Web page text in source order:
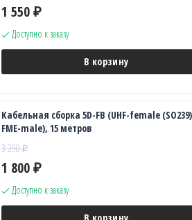
1 550 ₽
Доступно к заказу
В корзину
Кабельная сборка 5D-FB (UHF-female
FME-male), 15 метров
3 290₽
1 800 ₽
Доступно к заказу